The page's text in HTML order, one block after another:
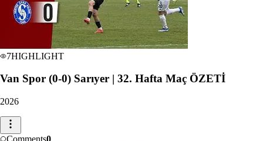
7HIGHLIGHT
Van Spor (0-0) Sarıyer | 32. Hafta Maç ÖZETİ
2026
Comments0